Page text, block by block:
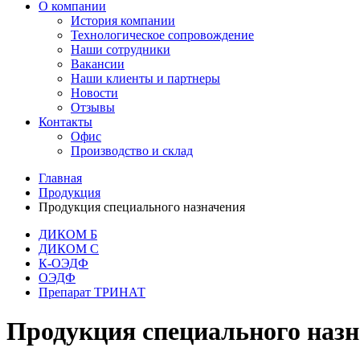
О компании
История компании
Технологическое сопровождение
Наши сотрудники
Вакансии
Наши клиенты и партнеры
Новости
Отзывы
Контакты
Офис
Производство и склад
Главная
Продукция
Продукция специального назначения
ДИКОМ Б
ДИКОМ С
К-ОЭДФ
ОЭДФ
Препарат ТРИНАТ
Продукция специального